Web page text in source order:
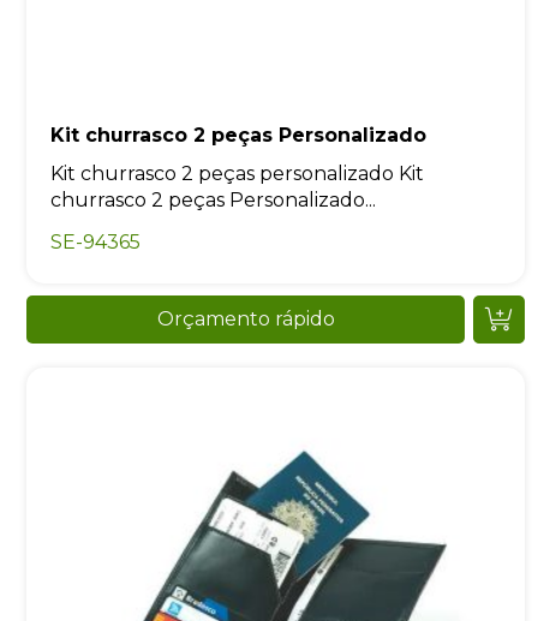
Kit churrasco 2 peças Personalizado
Kit churrasco 2 peças personalizado Kit
churrasco 2 peças Personalizado...
SE-94365
Orçamento rápido